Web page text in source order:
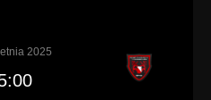
2025